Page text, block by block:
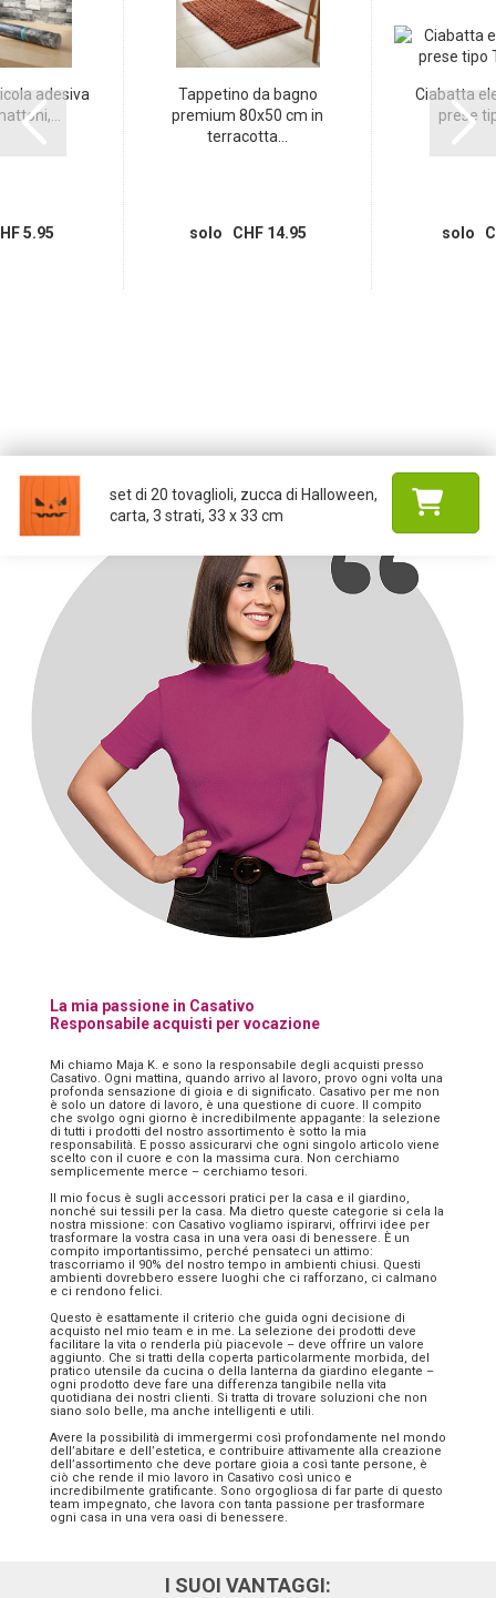
adesiva
5.95
Tappetino da bagno
premium 80x50 cm in
terracotta...
solo CHF 14.95
Ciabatta
prese
solo
set di 20 tovaglioli, zucca di Halloween,
carta, 3 strati, 33 x 33 cm
La mia passione in Casativo
Responsabile acquisti per vocazione
Mi chiamo Maja K. e sono la responsabile degli acquisti presso
Casativo. Ogni mattina, quando arrivo al lavoro, provo ogni volta una
profonda sensazione di gioia e di significato. Casativo per me non
è solo un datore di lavoro, è una questione di cuore. Il compito
che svolgo ogni giorno è incredibilmente appagante: la selezione
di tutti i prodotti del nostro assortimento è sotto la mia
responsabilità. E posso assicurarvi che ogni singolo articolo viene
scelto con il cuore e con la massima cura. Non cerchiamo
semplicemente merce – cerchiamo tesori.
Il mio focus è sugli accessori pratici per la casa e il giardino,
nonché sui tessili per la casa. Ma dietro queste categorie si cela la
nostra missione: con Casativo vogliamo ispirarvi, offrirvi idee per
trasformare la vostra casa in una vera oasi di benessere. È un
compito importantissimo, perché pensateci un attimo:
trascorriamo il 90% del nostro tempo in ambienti chiusi. Questi
ambienti dovrebbero essere luoghi che ci rafforzano, ci calmano
e ci rendono felici.
Questo è esattamente il criterio che guida ogni decisione di
acquisto nel mio team e in me. La selezione dei prodotti deve
facilitare la vita o renderla più piacevole – deve offrire un valore
aggiunto. Che si tratti della coperta particolarmente morbida, del
pratico utensile da cucina o della lanterna da giardino elegante –
ogni prodotto deve fare una differenza tangibile nella vita
quotidiana dei nostri clienti. Si tratta di trovare soluzioni che non
siano solo belle, ma anche intelligenti e utili.
Avere la possibilità di immergermi così profondamente nel mondo
dell’abitare e dell’estetica, e contribuire attivamente alla creazione
dell’assortimento che deve portare gioia a così tante persone, è
ciò che rende il mio lavoro in Casativo così unico e
incredibilmente gratificante. Sono orgogliosa di far parte di questo
team impegnato, che lavora con tanta passione per trasformare
ogni casa in una vera oasi di benessere.
I SUOI VANTAGGI: